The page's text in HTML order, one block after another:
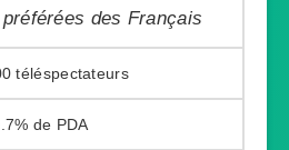
des Français